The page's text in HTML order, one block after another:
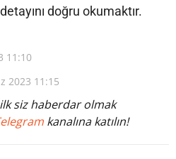
doğru okumaktır.
11:10
2023 11:15
siz haberdar olmak
kanalına katılın!